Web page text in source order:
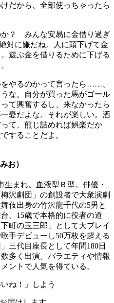
だから、全部使っちゃったら
？ みんな安易に金借り過ぎ
対に嫌だね。人に頭下げて金
遊ぶ金を借りるために下げる
やるのかって言ったら……、
な。自分が買った馬がゴール
て興奮するし、来なかったら
憂だよな。それが楽しい。酒
て、煎じ詰めれば娯楽だか
することだよ。
お）
生まれ。血液型Ｂ型。俳優・
沢劇団」の創設者で大衆演劇
伎出身の竹沢龍千代の5男と
。15歳で本格的に役者の道
町の玉三郎」として大ブレイ
手デビューし50万枚を超える
三代目座長として年間180日
多く出演。バラエティや情報
ントで人気を得ている。
ね！」しよう